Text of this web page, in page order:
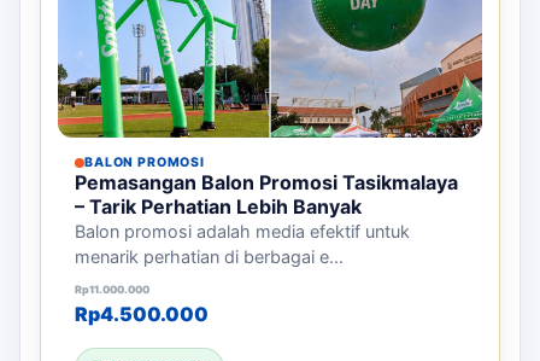
BALON PROMOSI
Pemasangan Balon Promosi Tasikmalaya
– Tarik Perhatian Lebih Banyak
Balon promosi adalah media efektif untuk
menarik perhatian di berbagai e...
Rp11.000.000
Harga aslinya adalah: Rp11.000.000.
Rp4.500.000
Harga saat ini adalah: Rp4.500.000.